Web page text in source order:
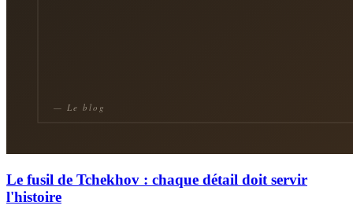
Le fusil de Tchekhov : chaque détail doit servir
l'histoire